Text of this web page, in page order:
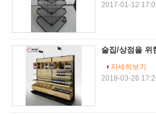
2017-01-12
술집/상점을 위
자세히보기
2018-03-26